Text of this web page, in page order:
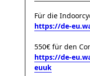
Für die
https://de-
550€ für den
https://de-
euuk